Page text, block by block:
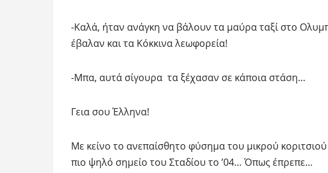
-Καλά, ήταν ανάγκη να βάλουν τα μαύρα ταξί στο
έβαλαν και τα Κόκκινα λεωφορεία!
-Μπα, αυτά σίγουρα τα ξέχασαν σε κάποια στάση…
Γεια σου Έλληνα!
Με κείνο το ανεπαίσθητο φύσημα του μικρού
πιο ψηλό σημείο του Σταδίου το ’04… Όπως έπρεπε…